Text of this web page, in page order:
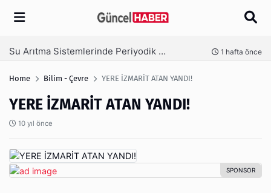
Arama
Ambalaj Süreçlerinde Yeni Nesil Verimliliği Olimpack ile Yakalayın 3 hafta önce
Home Bilim - Çevre YERE İZMARİT ATAN YANDI!
YERE İZMARİT ATAN YANDI!
10 yıl önce